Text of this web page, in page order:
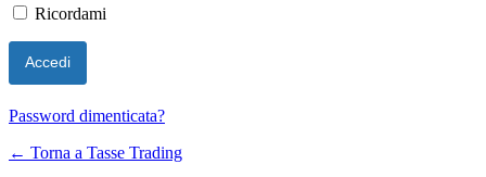
Ricordami
Password dimenticata?
← Torna a Tasse Trading